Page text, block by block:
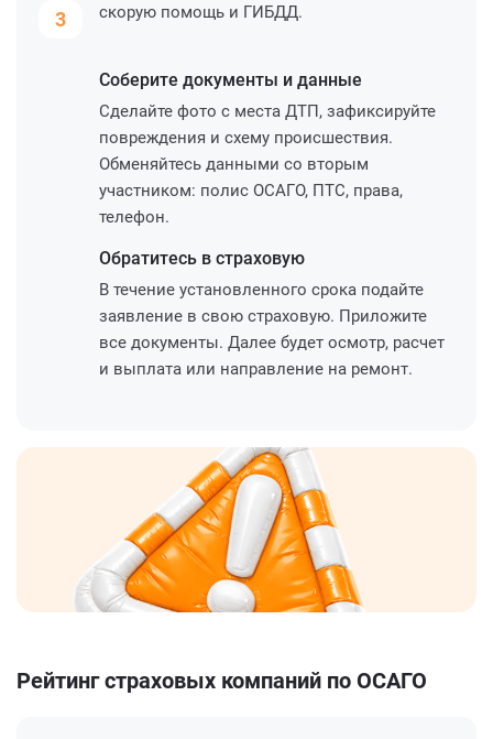
3
скорую помощь и ГИБДД.
Соберите документы и данные
Сделайте фото с места ДТП, зафиксируйте
повреждения и схему происшествия.
Обменяйтесь данными со вторым
участником: полис ОСАГО, ПТС, права,
телефон.
Обратитесь в страховую
В течение установленного срока подайте
заявление в свою страховую. Приложите
все документы. Далее будет осмотр, расчет
и выплата или направление на ремонт.
Рейтинг страховых компаний по ОСАГО